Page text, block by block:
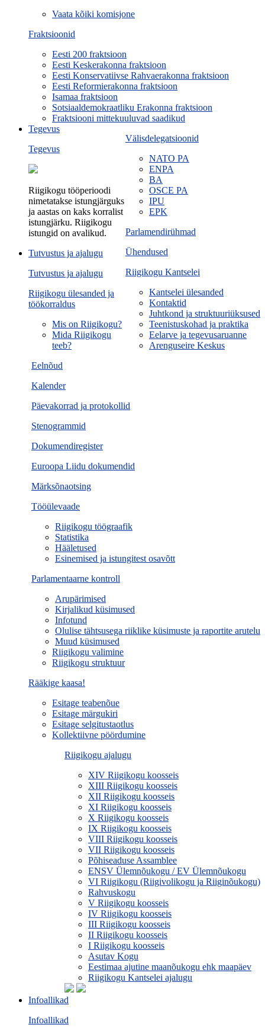
Vaata kõiki komisjone
Fraktsioonid
Eesti 200 fraktsioon
Eesti Keskerakonna fraktsioon
Eesti Konservatiivse Rahvaerakonna fraktsioon
Eesti Reformierakonna fraktsioon
Isamaa fraktsioon
Sotsiaaldemokraatliku Erakonna fraktsioon
Fraktsiooni mittekuuluvad saadikud
Välisdelegatsioonid
NATO PA
ENPA
BA
OSCE PA
IPU
EPK
Parlamendirühmad
Ühendused
Riigikogu Kantselei
Kantselei ülesanded
Kontaktid
Juhtkond ja struktuuriüksused
Teenistuskohad ja praktika
Eelarve ja tegevusaruanne
Arenguseire Keskus
Tegevus
Tegevus
Riigikogu tööperioodi
nimetatakse istungjärguks
ja aastas on kaks korralist
istungjärku. Riigikogu
istungid on avalikud.
Eelnõud
Kalender
Päevakorrad ja protokollid
Stenogrammid
Dokumendiregister
Euroopa Liidu dokumendid
Märksõnaotsing
Tööülevaade
Riigikogu töögraafik
Statistika
Hääletused
Esinemised ja istungitest osavõtt
Parlamentaarne kontroll
Arupärimised
Kirjalikud küsimused
Infotund
Olulise tähtsusega riiklike küsimuste ja raportite arutelu
Muud küsimused
Tutvustus ja ajalugu
Tutvustus ja ajalugu
Riigikogu ülesanded ja
töökorraldus
Mis on Riigikogu?
Mida Riigikogu
teeb?
Riigikogu valimine
Riigikogu struktuur
Rääkige kaasa!
Esitage teabenõue
Esitage märgukiri
Esitage selgitustaotlus
Kollektiivne pöördumine
Riigikogu ajalugu
XIV Riigikogu koosseis
XIII Riigikogu koosseis
XII Riigikogu koosseis
XI Riigikogu koosseis
X Riigikogu koosseis
IX Riigikogu koosseis
VIII Riigikogu koosseis
VII Riigikogu koosseis
Põhiseaduse Assamblee
ENSV Ülemnõukogu / EV Ülemnõukogu
VI Riigikogu (Riigivolikogu ja Riiginõukogu)
Rahvuskogu
V Riigikogu koosseis
IV Riigikogu koosseis
III Riigikogu koosseis
II Riigikogu koosseis
I Riigikogu koosseis
Asutav Kogu
Eestimaa ajutine maanõukogu ehk maapäev
Riigikogu Kantselei ajalugu
Infoallikad
Infoallikad